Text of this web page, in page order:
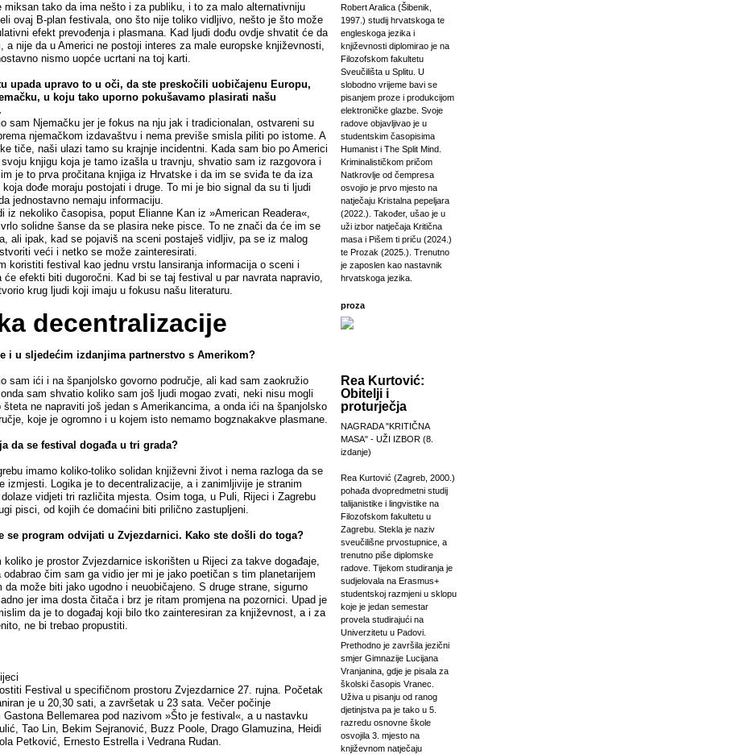
tako da ima nešto i za publiku, i to za malo alternativniju
ovaj B-plan festivala, ono što nije toliko vidljivo, nešto je što može
efekt prevođenja i plasmana. Kad ljudi dođu ovdje shvatit će da
a nije da u Americi ne postoji interes za male europske književnosti,
nismo uopće ucrtani na toj karti.
upada upravo to u oči, da ste preskočili uobičajenu Europu,
u koju tako uporno pokušavamo plasirati našu
sam Njemačku jer je fokus na nju jak i tradicionalan, ostvareni su
njemačkom izdavaštvu i nema previše smisla piliti po istome. A
tiče, naši ulazi tamo su krajnje incidentni. Kada sam bio po Americi
knjigu koja je tamo izašla u travnju, shvatio sam iz razgovora i
je to prva pročitana knjiga iz Hrvatske i da im se sviđa te da iza
dođe moraju postojati i druge. To mi je bio signal da su ti ljudi
jednostavno nemaju informaciju.
iz nekoliko časopisa, poput Elianne Kan iz »American Readera«,
solidne šanse da se plasira neke pisce. To ne znači da će im se
ali ipak, kad se pojaviš na sceni postaješ vidljiv, pa se iz malog
veći i netko se može zainteresirati.
koristiti festival kao jednu vrstu lansiranja informacija o sceni i
će efekti biti dugoročni. Kad bi se taj festival u par navrata napravio,
krug ljudi koji imaju u fokusu našu literaturu.
decentralizacije
i u sljedećim izdanjima partnerstvo s Amerikom?
sam ići i na španjolsko govorno područje, ali kad sam zaokružio
sam shvatio koliko sam još ljudi mogao zvati, neki nisu mogli
šteta ne napraviti još jedan s Amerikancima, a onda ići na španjolsko
koje je ogromno i u kojem isto nemamo bogznakakve plasmane.
da se festival događa u tri grada?
imamo koliko-toliko solidan književni život i nema razloga da se
izmjesti. Logika je to decentralizacije, a i zanimljivije je stranim
vidjeti tri različita mjesta. Osim toga, u Puli, Rijeci i Zagrebu
pisci, od kojih će domaćini biti prilično zastupljeni.
se program odvijati u Zvjezdarnici. Kako ste došli do toga?
je prostor Zvjezdarnice iskorišten u Rijeci za takve događaje,
odabrao čim sam ga vidio jer mi je jako poetičan s tim planetarijem
da može biti jako ugodno i neuobičajeno. S druge strane, sigurno
jer ima dosta čitača i brz je ritam promjena na pozornici. Upad je
da je to događaj koji bilo tko zainteresiran za književnost, a i za
ne bi trebao propustiti.
Festival u specifičnom prostoru Zvjezdarnice 27. rujna. Početak
je u 20,30 sati, a završetak u 23 sata. Večer počinje
Gastona Bellemarea pod nazivom »Što je festival«, a u nastavku
Tao Lin, Bekim Sejranović, Buzz Poole, Drago Glamuzina, Heidi
Petković, Ernesto Estrella i Vedrana Rudan.
Robert Aralica (Šibenik,
1997.) studij hrvatskoga te
engleskoga jezika i
književnosti diplomirao je na
Filozofskom fakultetu
Sveučilišta u Splitu. U
slobodno vrijeme bavi se
pisanjem proze i produkcijom
elektroničke glazbe. Svoje
radove objavljivao je u
studentskim časopisima
Humanist i The Split Mind.
Kriminalističkom pričom
Natkrovlje od čempresa
osvojio je prvo mjesto na
natječaju Kristalna pepeljara
(2022.). Također, ušao je u
uži izbor natječaja Kritična
masa i Pišem ti priču (2024.)
te Prozak (2025.). Trenutno
je zaposlen kao nastavnik
hrvatskoga jezika.
proza
Rea Kurtović:
Obitelji i
proturječja
NAGRADA "KRITIČNA
MASA" - UŽI IZBOR (8.
izdanje)
Rea Kurtović (Zagreb, 2000.)
pohađa dvopredmetni studij
talijanistike i lingvistike na
Filozofskom fakultetu u
Zagrebu. Stekla je naziv
sveučilišne prvostupnice, a
trenutno piše diplomske
radove. Tijekom studiranja je
sudjelovala na Erasmus+
studentskoj razmjeni u sklopu
koje je jedan semestar
provela studirajući na
Univerzitetu u Padovi.
Prethodno je završila jezični
smjer Gimnazije Lucijana
Vranjanina, gdje je pisala za
školski časopis Vranec.
Uživa u pisanju od ranog
djetinjstva pa je tako u 5.
razredu osnovne škole
osvojila 3. mjesto na
književnom natječaju